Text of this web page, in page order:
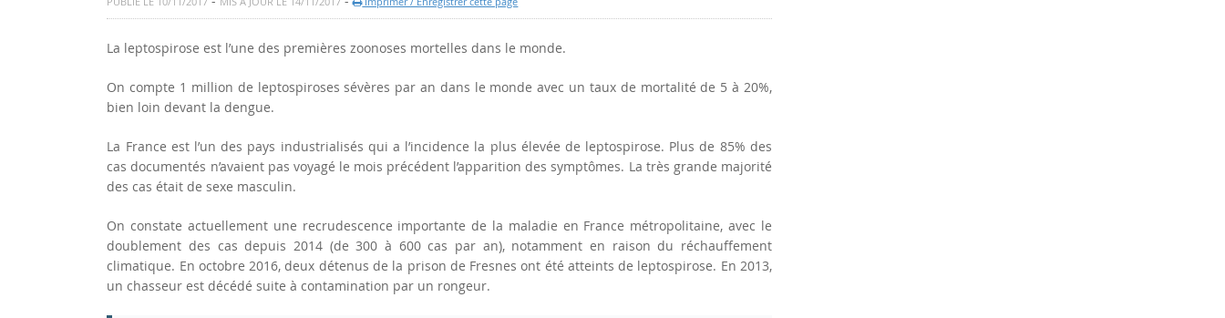
La leptospirose est l’une des premières zoonoses mortelles dans le monde.
On compte 1 million de leptospiroses sévères par an dans le monde avec un taux de mortalité de 5 à 20%,
bien loin devant la dengue.
La France est l’un des pays industrialisés qui a l’incidence la plus élevée de leptospirose. Plus de 85% des
cas documentés n’avaient pas voyagé le mois précédent l’apparition des symptômes. La très grande majorité
des cas était de sexe masculin.
On constate actuellement une recrudescence importante de la maladie en France métropolitaine, avec le
doublement des cas depuis 2014 (de 300 à 600 cas par an), notamment en raison du réchauffement
climatique. En octobre 2016, deux détenus de la prison de Fresnes ont été atteints de leptospirose. En 2013,
un chasseur est décédé suite à contamination par un rongeur.